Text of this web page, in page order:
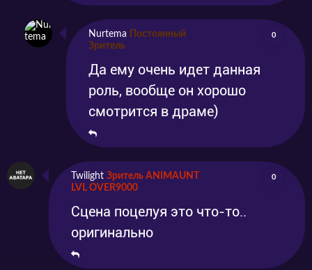
Nurtema
Постоянный
Зритель
0
Да ему очень идет данная
роль, вообще он хорошо
смотрится в драме)
Twilight Зритель ANIMAUNT
LVL OVER9000
0
Сцена поцелуя это что-то..
оригинально